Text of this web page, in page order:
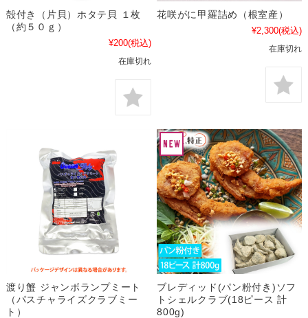
殻付き（片貝）ホタテ貝 １枚
（約５０ｇ）
¥200(税込)
在庫切れ
花咲がに甲羅詰め（根室産）
¥2,300(税込)
在庫切れ
渡り蟹 ジャンボランプミート
（パスチャライズクラブミー
ト）
ブレディッド(パン粉付き)ソフ
トシェルクラブ(18ピース 計
800g)